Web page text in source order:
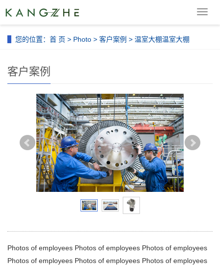
导
您的位置： 首 页 > Photo > 客户案例 > 温室大棚温室大棚
客户案例
Photos of employees Photos of employees Photos of employees
Photos of employees Photos of employees Photos of employees